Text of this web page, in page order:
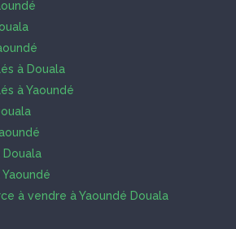
à Douala
à Yaoundé
Douala
à vendre à Yaoundé Douala